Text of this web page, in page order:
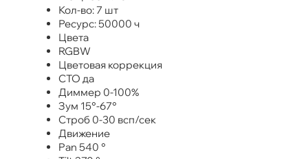
Кол-во: 7 шт
Ресурс: 50000 ч
Цвета
RGBW
Цветовая коррекция
CTO да
Диммер 0-100%
Зум 15°-67°
Строб 0-30 всп/сек
Движение
Pan 540 °